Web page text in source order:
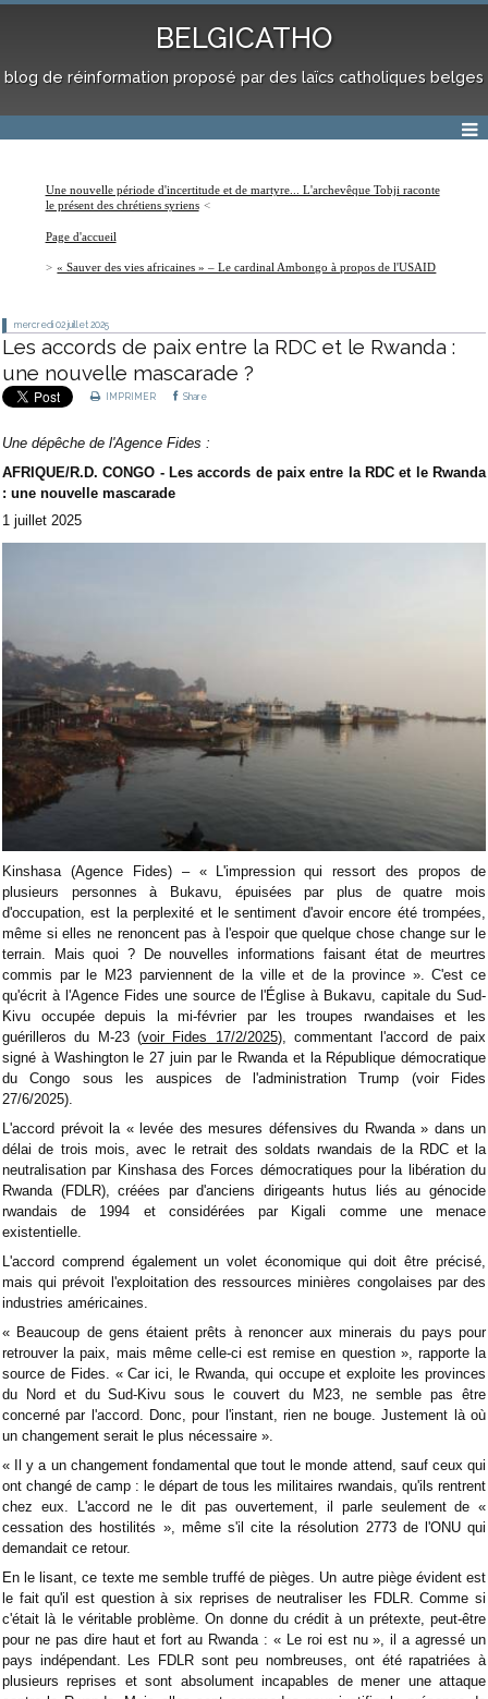
BELGICATHO
blog de réinformation proposé par des laïcs catholiques belges
Une nouvelle période d'incertitude et de martyre... L'archevêque Tobji raconte
le présent des chrétiens syriens
Page d'accueil
« Sauver des vies africaines » – Le cardinal Ambongo à propos de l'USAID
mercredi 02 juillet 2025
Les accords de paix entre la RDC et le Rwanda :
une nouvelle mascarade ?
IMPRIMER Share
Une dépêche de l'Agence Fides :
AFRIQUE/R.D. CONGO - Les accords de paix entre la RDC et le Rwanda
: une nouvelle mascarade
1 juillet 2025
Kinshasa (Agence Fides) – « L'impression qui ressort des propos de
plusieurs personnes à Bukavu, épuisées par plus de quatre mois
d'occupation, est la perplexité et le sentiment d'avoir encore été trompées,
même si elles ne renoncent pas à l'espoir que quelque chose change sur le
terrain. Mais quoi ? De nouvelles informations faisant état de meurtres
commis par le M23 parviennent de la ville et de la province ». C'est ce
qu'écrit à l'Agence Fides une source de l'Église à Bukavu, capitale du Sud-
Kivu occupée depuis la mi-février par les troupes rwandaises et les
guérilleros du M-23 (voir Fides 17/2/2025), commentant l'accord de paix
signé à Washington le 27 juin par le Rwanda et la République démocratique
du Congo sous les auspices de l'administration Trump (voir Fides
27/6/2025).
L'accord prévoit la « levée des mesures défensives du Rwanda » dans un
délai de trois mois, avec le retrait des soldats rwandais de la RDC et la
neutralisation par Kinshasa des Forces démocratiques pour la libération du
Rwanda (FDLR), créées par d'anciens dirigeants hutus liés au génocide
rwandais de 1994 et considérées par Kigali comme une menace
existentielle.
L'accord comprend également un volet économique qui doit être précisé,
mais qui prévoit l'exploitation des ressources minières congolaises par des
industries américaines.
« Beaucoup de gens étaient prêts à renoncer aux minerais du pays pour
retrouver la paix, mais même celle-ci est remise en question », rapporte la
source de Fides. « Car ici, le Rwanda, qui occupe et exploite les provinces
du Nord et du Sud-Kivu sous le couvert du M23, ne semble pas être
concerné par l'accord. Donc, pour l'instant, rien ne bouge. Justement là où
un changement serait le plus nécessaire ».
« Il y a un changement fondamental que tout le monde attend, sauf ceux qui
ont changé de camp : le départ de tous les militaires rwandais, qu'ils rentrent
chez eux. L'accord ne le dit pas ouvertement, il parle seulement de «
cessation des hostilités », même s'il cite la résolution 2773 de l'ONU qui
demandait ce retour.
En le lisant, ce texte me semble truffé de pièges. Un autre piège évident est
le fait qu'il est question à six reprises de neutraliser les FDLR. Comme si
c'était là le véritable problème. On donne du crédit à un prétexte, peut-être
pour ne pas dire haut et fort au Rwanda : « Le roi est nu », il a agressé un
pays indépendant. Les FDLR sont peu nombreuses, ont été rapatriées à
plusieurs reprises et sont absolument incapables de mener une attaque